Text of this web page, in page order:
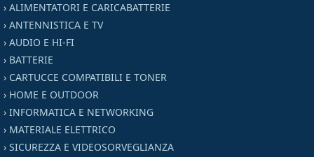
› ALIMENTATORI E CARICABATTERIE
› ANTENNISTICA E TV
› AUDIO E HI-FI
› BATTERIE
› CARTUCCE COMPATIBILI E TONER
› HOME E OUTDOOR
› INFORMATICA E NETWORKING
› MATERIALE ELETTRICO
› SICUREZZA E VIDEOSORVEGLIANZA